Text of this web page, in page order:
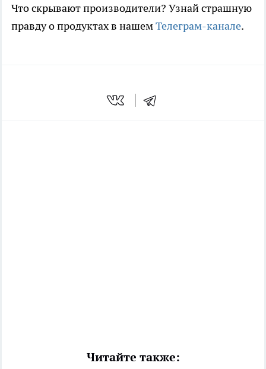
Что скрывают производители? Узнай страшную
правду о продуктах в нашемТелеграм-канале.
Читайте также: